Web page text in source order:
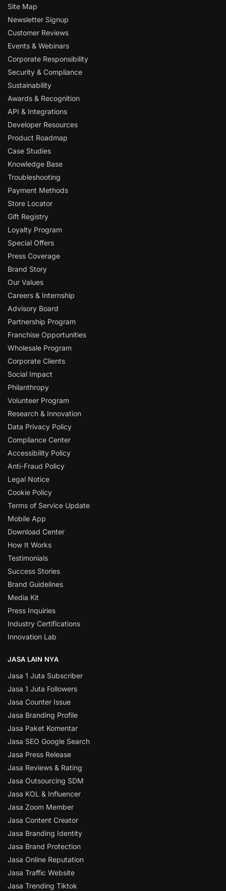
Site Map
Newsletter Signup
Customer Reviews
Events & Webinars
Corporate Responsibility
Security & Compliance
Sustainability
Awards & Recognition
API & Integrations
Developer Resources
Product Roadmap
Case Studies
Knowledge Base
Troubleshooting
Payment Methods
Store Locator
Gift Registry
Loyalty Program
Special Offers
Press Coverage
Brand Story
Our Values
Careers & Internship
Advisory Board
Partnership Program
Franchise Opportunities
Wholesale Program
Corporate Clients
Social Impact
Philanthropy
Volunteer Program
Research & Innovation
Data Privacy Policy
Compliance Center
Accessibility Policy
Anti-Fraud Policy
Legal Notice
Cookie Policy
Terms of Service Update
Mobile App
Download Center
How It Works
Testimonials
Success Stories
Brand Guidelines
Media Kit
Press Inquiries
Industry Certifications
Innovation Lab
JASA LAIN NYA
Jasa 1 Juta Subscriber
Jasa 1 Juta Followers
Jasa Counter Issue
Jasa Branding Profile
Jasa Paket Komentar
Jasa SEO Google Search
Jasa Press Release
Jasa Reviews & Rating
Jasa Outsourcing SDM
Jasa KOL & Influencer
Jasa Zoom Member
Jasa Content Creator
Jasa Branding Identity
Jasa Brand Protection
Jasa Online Reputation
Jasa Traffic Website
Jasa Trending Tiktok